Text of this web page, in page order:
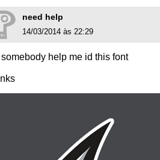
need help
14/03/2014 às 22:29
help me id this font